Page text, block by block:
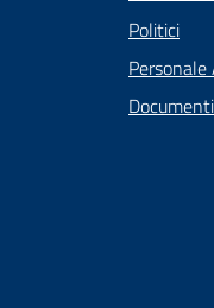
Politici